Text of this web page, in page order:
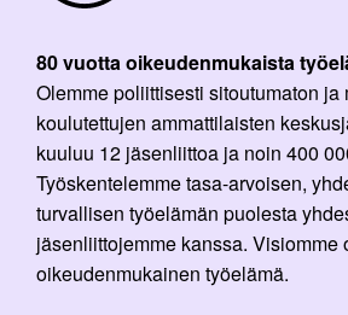
80 vuotta oikeudenmukaista
Olemme poliittisesti sitoutumaton ja
koulutettujen ammattilaisten
kuuluu 12 jäsenliittoa ja noin 400
Työskentelemme tasa-arvoisen,
turvallisen työelämän puolesta
jäsenliittojemme kanssa. Visiomme
oikeudenmukainen työelämä.